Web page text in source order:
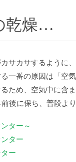
乾燥…
サカサするように
一番の原因は「空気
ため、空気中に含
後に保ち、普段よ
ター～
ター
ー